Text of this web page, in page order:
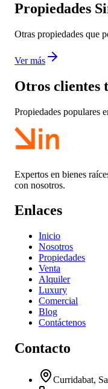
Propiedades
Otras propiedades que
Ver más
Otros clientes
Propiedades populares
Expertos en bienes
con nosotros.
Enlaces
Inicio
Nosotros
Propiedades
Venta
Alquiler
Luxury
Comercial
Blog
Contáctenos
Contacto
Curridabat,